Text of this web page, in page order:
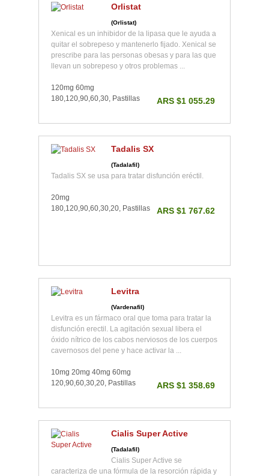
Orlistat
(Orlistat)
Xenical es un inhibidor de la lipasa que le ayuda a
quitar el sobrepeso y mantenerlo fijado. Xenical se
prescribe para las personas obesas y para las que
llevan un sobrepeso y otros problemas ...
120mg 60mg
180,120,90,60,30, Pastillas
ARS $1 055.29
Tadalis SX
(Tadalafil)
Tadalis SX se usa para tratar disfunción eréctil.
20mg
180,120,90,60,30,20, Pastillas
ARS $1 767.62
Levitra
(Vardenafil)
Levitra es un fármaco oral que toma para tratar la
disfunción erectil. La agitación sexual libera el
óxido nítrico de los cabos nerviosos de los cuerpos
cavernosos del pene y hace activar la ...
10mg 20mg 40mg 60mg
120,90,60,30,20, Pastillas
ARS $1 358.69
Cialis Super Active
(Tadalafil)
Cialis Super Active se
caracteriza de una fórmula de la resorción rápida y